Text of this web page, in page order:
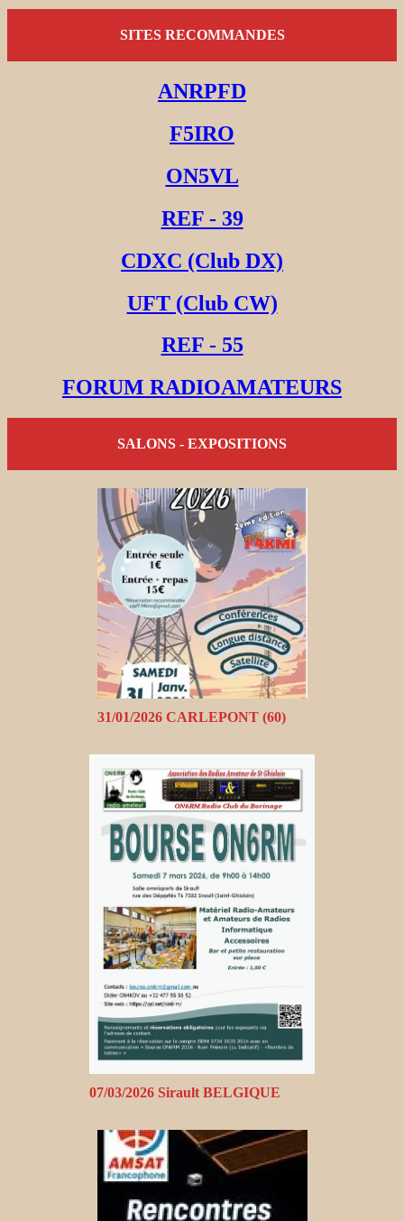
SITES RECOMMANDES
ANRPFD
F5IRO
ON5VL
REF - 39
CDXC (Club DX)
UFT (Club CW)
REF - 55
FORUM RADIOAMATEURS
SALONS - EXPOSITIONS
31/01/2026 CARLEPONT (60)
07/03/2026 Sirault BELGIQUE